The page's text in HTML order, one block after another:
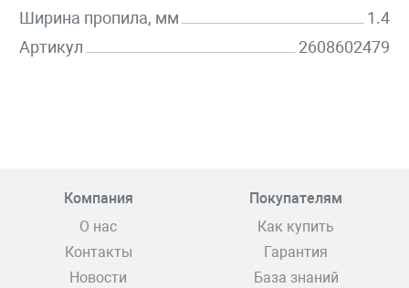
Ширина пропила, мм
1.4
Артикул
2608602479
Компания
О нас
Контакты
Новости
Покупателям
Как купить
Гарантия
База знаний